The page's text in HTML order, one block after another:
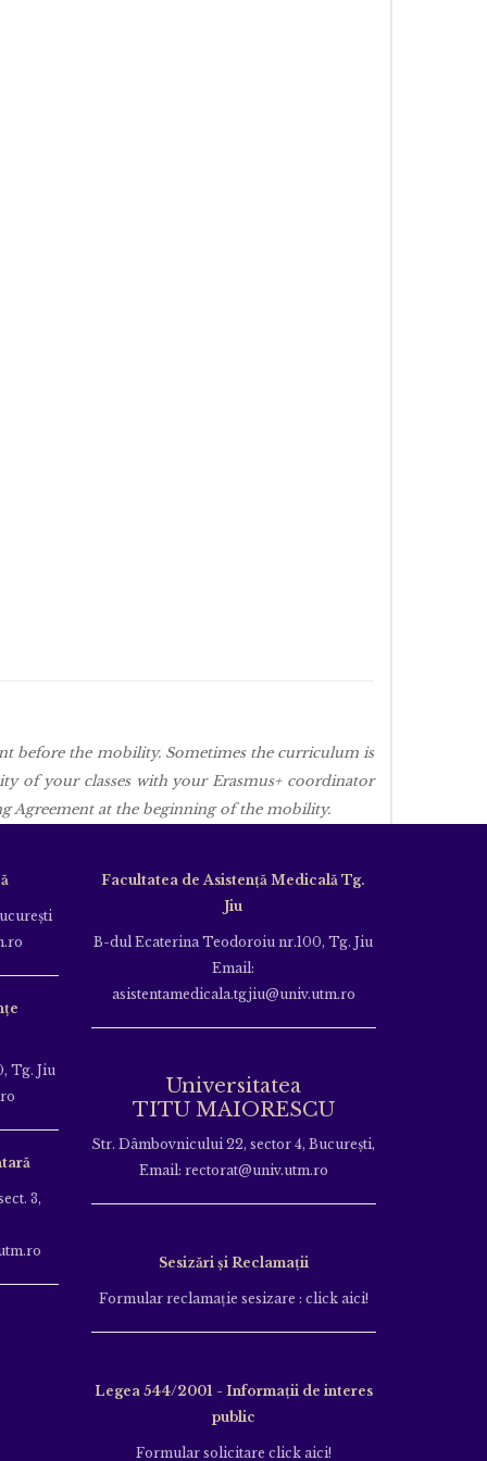
before the mobility. Sometimes the curriculum is
of your classes with your Erasmus+ coordinator
Agreement at the beginning of the mobility.
Tg. Jiu
3,
Facultatea de Asistență Medicală Tg.
Jiu
B-dul Ecaterina Teodoroiu nr.100, Tg. Jiu
Email:
asistentamedicala.tgjiu@univ.utm.ro
Universitatea
TITU MAIORESCU
Str. Dâmbovnicului 22, sector 4, București,
Email: rectorat@univ.utm.ro
Sesizări și Reclamații
Formular reclamație sesizare : click aici!
Legea 544/2001 - Informații de interes
public
Formular solicitare click aici!